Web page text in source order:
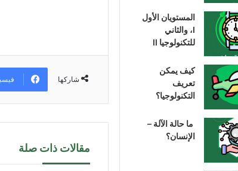
شاركها
مقالات ذات صلة
المستويان الأول
I، والثاني
للتكنولوجيا II
كيف يمكن
تعريف
التكنولوجيا؟
ما حالة الآلة –
الإنسان؟